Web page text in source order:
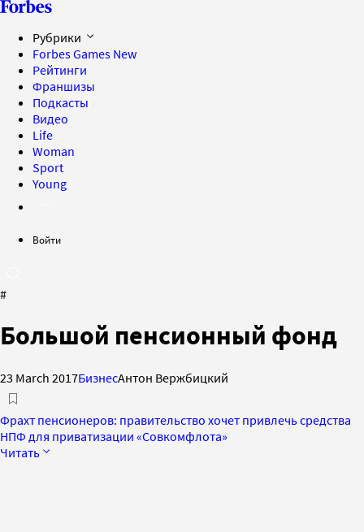
Рубрики
Forbes Games New
Рейтинги
Франшизы
Подкасты
Видео
Life
Woman
Sport
Young
Войти
#
Большой пенсионный фонд
23 March 2017БизнесАнтон Вержбицкий
Фрахт пенсионеров: правительство хочет привлечь средства
НПФ для приватизации «Совкомфлота»
Читать